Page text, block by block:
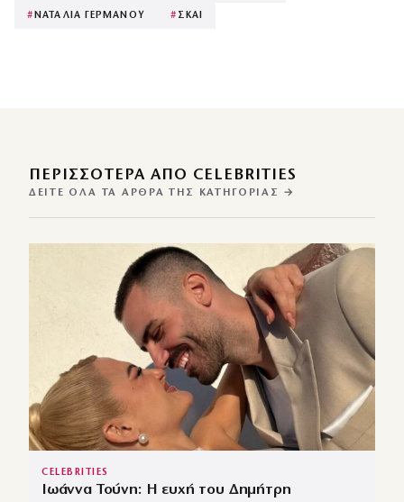
# ΝΑΤΑΛΙΑ ΓΕΡΜΑΝΟΥ # ΣΚΑΙ
ΠΕΡΙΣΣΌΤΕΡΑ ΑΠΌ CELEBRITIES
ΔΕΊΤΕ ΌΛΑ ΤΑ ΆΡΘΡΑ ΤΗΣ ΚΑΤΗΓΟΡΊΑΣ →
CELEBRITIES
Ιωάννα Τούνη: Η ευχή του Δημήτρη